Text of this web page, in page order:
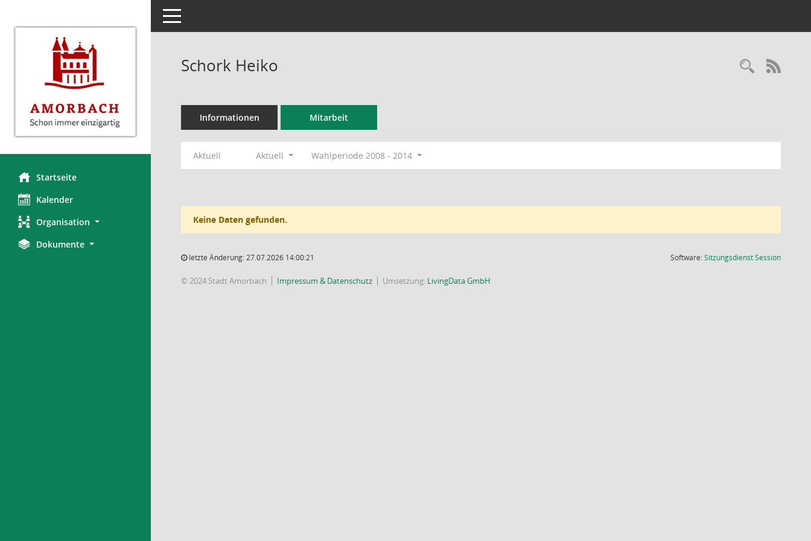
Startseite
Kalender
Organisation
Dokumente
Toggle navigation
Schork Heiko
Informationen Mitarbeit
Aktuell Aktuell Wahlperiode 2008 - 2014
Keine Daten gefunden.
letzte Änderung: 27.07.2026 14:00:21 Software:SitzungsdienstSession(Wird in
© 2024 Stadt Amorbach Impressum & Datenschutz Umsetzung: LivingData GmbH